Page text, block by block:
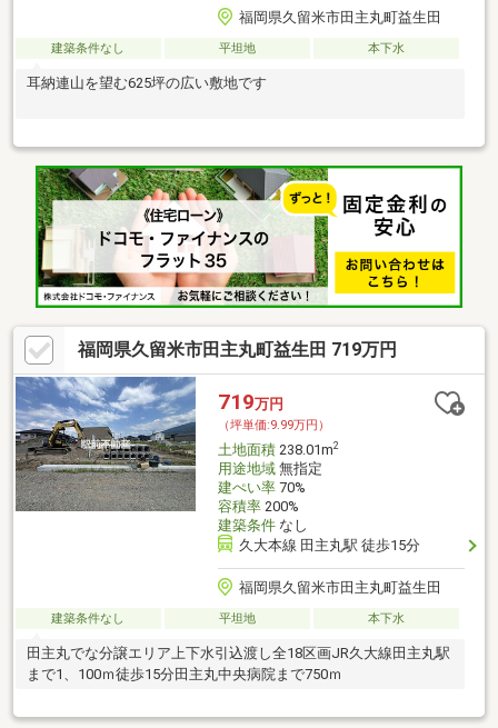
福岡県久留米市田主丸町益生田
建築条件なし 平坦地 本下水
耳納連山を望む625坪の広い敷地です
福岡県久留米市田主丸町益生田 719万円
719万円
（坪単価:9.99万円）
土地面積238.01m2
用途地域無指定
建ぺい率70%
容積率200%
建築条件なし
久大本線 田主丸駅 徒歩15分
福岡県久留米市田主丸町益生田
建築条件なし 平坦地 本下水
田主丸でな分譲エリア上下水引込渡し全18区画JR久大線田主丸駅
まで1、100ｍ徒歩15分田主丸中央病院まで750ｍ